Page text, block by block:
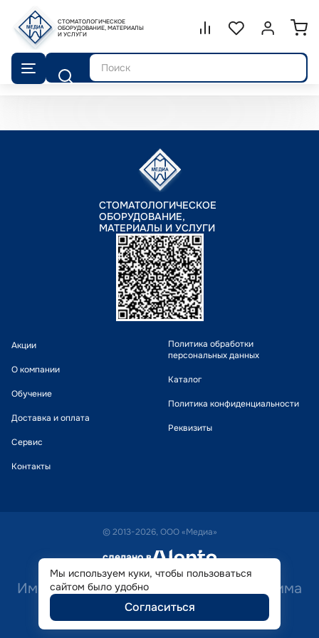
СТОМАТОЛОГИЧЕСКОЕ
ОБОРУДОВАНИЕ, МАТЕРИАЛЫ
И УСЛУГИ
Сравнение.
СписокВойти или
Поиск
СТОМАТОЛОГИЧЕСКОЕ
ОБОРУДОВАНИЕ,
МАТЕРИАЛЫ И УСЛУГИ
Акции
О компании
Обучение
Доставка и оплата
Сервис
Контакты
Политика обработки
персональных данных
Каталог
Политика конфиденциальности
Реквизиты
© 2013-2026, ООО «Медиа»
сделано в alente
Имеются противопоказания. Необходима
консультация специалиста.
Мы используем куки, чтобы пользоваться
сайтом было удобно
Согласиться